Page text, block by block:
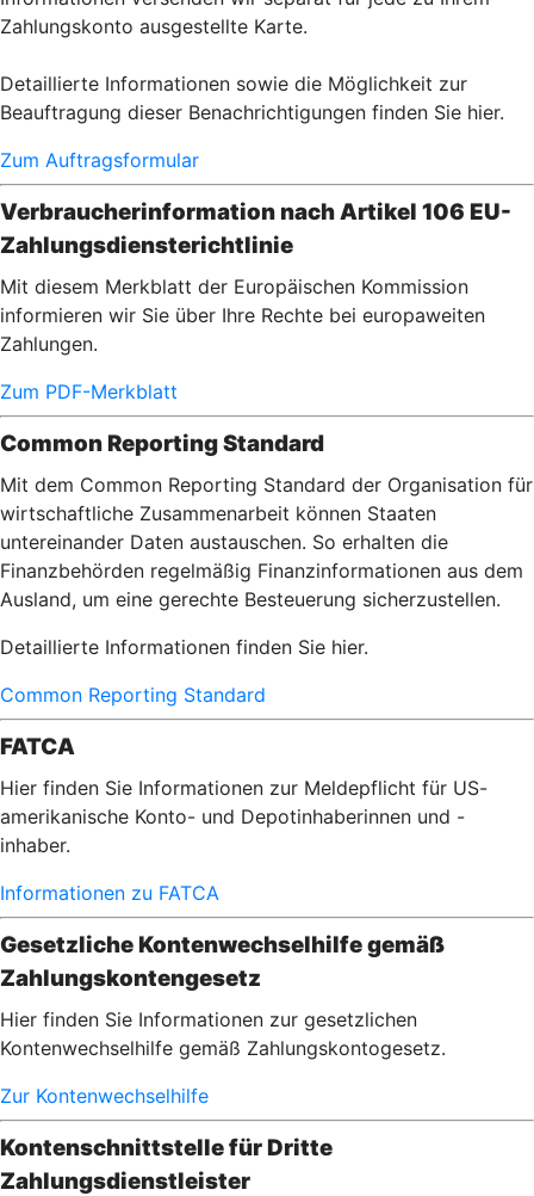
Zahlungskonto ausgestellte Karte.
Detaillierte Informationen sowie die Möglichkeit zur
Beauftragung dieser Benachrichtigungen finden Sie hier.
Zum Auftragsformular
Verbraucherinformation nach Artikel 106 EU-
Zahlungsdiensterichtlinie
Mit diesem Merkblatt der Europäischen Kommission
informieren wir Sie über Ihre Rechte bei europaweiten
Zahlungen.
Zum PDF-Merkblatt
Common Reporting Standard
Mit dem Common Reporting Standard der Organisation für
wirtschaftliche Zusammenarbeit können Staaten
untereinander Daten austauschen. So erhalten die
Finanzbehörden regelmäßig Finanzinformationen aus dem
Ausland, um eine gerechte Besteuerung sicherzustellen.
Detaillierte Informationen finden Sie hier.
Common Reporting Standard
FATCA
Hier finden Sie Informationen zur Meldepflicht für US-
amerikanische Konto- und Depotinhaberinnen und -
inhaber.
Informationen zu FATCA
Gesetzliche Kontenwechselhilfe gemäß
Zahlungskontengesetz
Hier finden Sie Informationen zur gesetzlichen
Kontenwechselhilfe gemäß Zahlungskontogesetz.
Zur Kontenwechselhilfe
Kontenschnittstelle für Dritte
Zahlungsdienstleister